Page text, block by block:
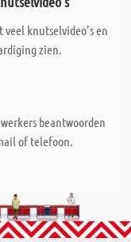
knutselvideo's en
zien.
beantwoorden
of telefoon.